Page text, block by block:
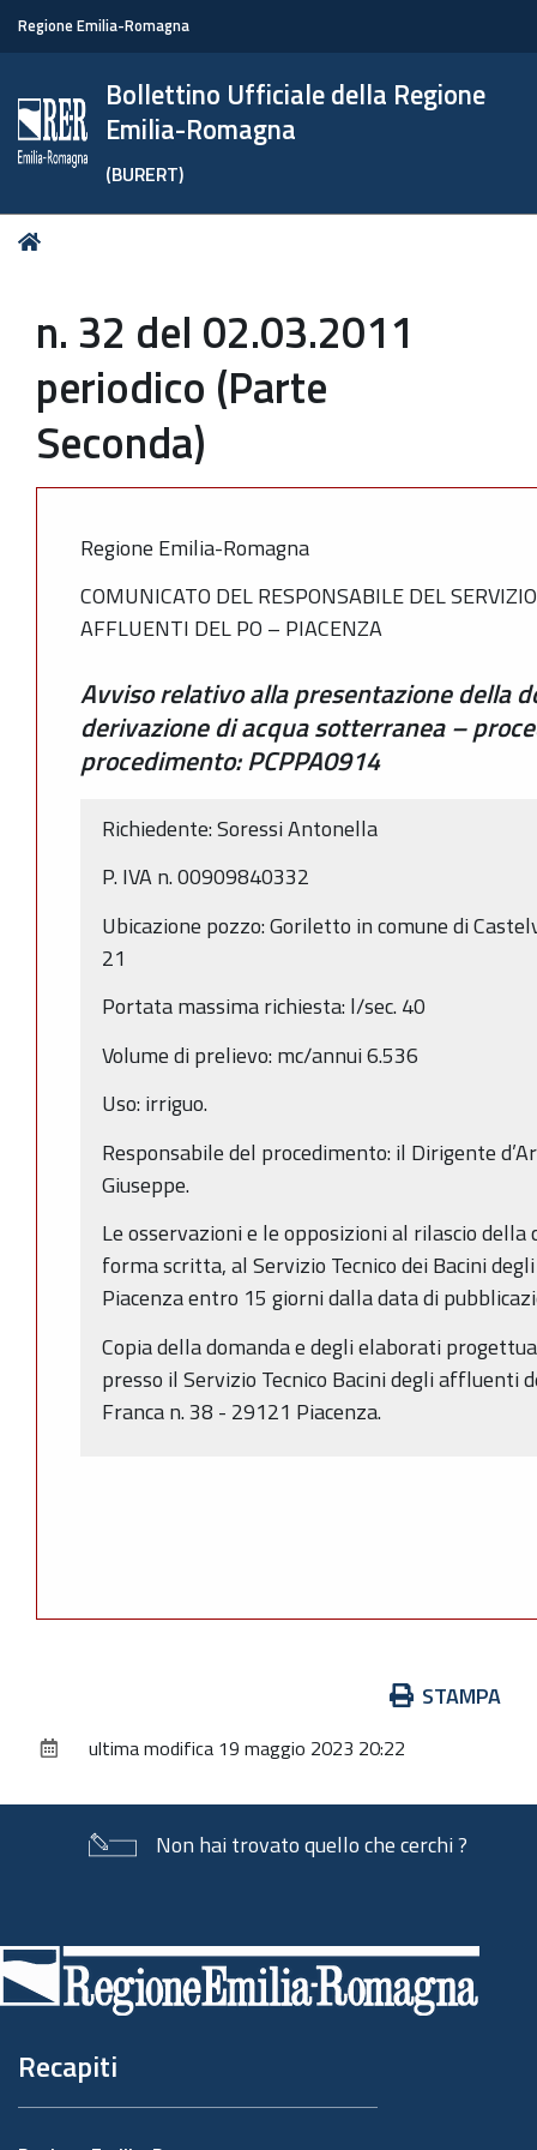
Regione Emilia-Romagna
Bollettino Ufficiale della Regione
Emilia-Romagna
(BURERT)
Tu
n. 32 del 02.03.2011
periodico (Parte
Seconda)
Regione Emilia-Romagna
COMUNICATO DEL RESPONSABILE DEL
AFFLUENTI DEL PO – PIACENZA
Avviso relativo alla presentazione della
derivazione di acqua sotterranea –
procedimento: PCPPA0914
Richiedente: Soressi Antonella
P. IVA n. 00909840332
Ubicazione pozzo: Goriletto in comune di
21
Portata massima richiesta: l/sec. 40
Volume di prelievo: mc/annui 6.536
Uso: irriguo.
Responsabile del procedimento: il Dirigente
Giuseppe.
Le osservazioni e le opposizioni al rilascio
forma scritta, al Servizio Tecnico dei Bacini
Piacenza entro 15 giorni dalla data di
Copia della domanda e degli elaborati
presso il Servizio Tecnico Bacini degli affluenti
Franca n. 38 - 29121 Piacenza.
documento
STAMPA
ultima modifica 19 maggio 2023 20:22
Non hai trovato quello che cerchi ?
di
pagina
Recapiti